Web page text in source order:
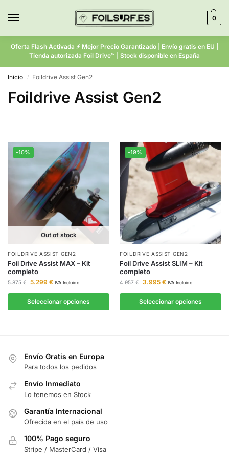
0
Oferta Flash Activada ⚡ Mejor Precio Garantizado | Envío gratis en EU |
Tienda autorizada Foil Drive™ | Stock disponible en España
Inicio / Foildrive Assist Gen2
Foildrive Assist Gen2
-10%
Out of stock
FOILDRIVE ASSIST GEN2
Foil Drive Assist MAX – Kit
completo
5.875€ 5.299 € IVA Incluido
Seleccionar opciones
-19%
FOILDRIVE ASSIST GEN2
Foil Drive Assist SLIM – Kit
completo
4.957€ 3.995 € IVA Incluido
Seleccionar opciones
Envío Gratis en Europa
Para todos los pedidos
Envío Inmediato
Lo tenemos en Stock
Garantía Internacional
Ofrecida en el país de uso
100% Pago seguro
Stripe / MasterCard / Visa